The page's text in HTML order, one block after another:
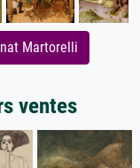
Martorelli
ventes